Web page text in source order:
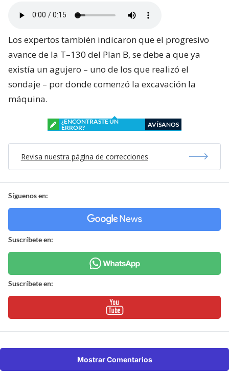
Los expertos también indicaron que el progresivo
avance de la T–130 del Plan B, se debe a que ya
existía un agujero – uno de los que realizó el
sondaje – por donde comenzó la excavación la
máquina.
¿ENCONTRASTE UN
ERROR?
AVÍSANOS
Revisa nuestra página de correcciones
Síguenos en:
Suscríbete en:
Suscríbete en:
Mostrar Comentarios